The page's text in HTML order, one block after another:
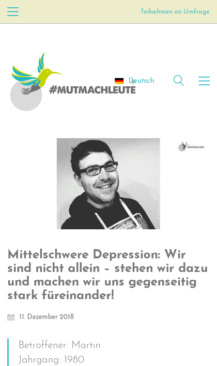
Teilnehmen an Umfrage
Deutsch
Mittelschwere Depression: Wir
sind nicht allein – stehen wir dazu
und machen wir uns gegenseitig
stark füreinander!
11. Dezember 2018
Betroffener: Martin
Jahrgang: 1980